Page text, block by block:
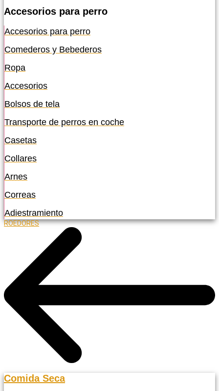
Accesorios para perro
Accesorios para perro
Comederos y Bebederos
Ropa
Accesorios
Bolsos de tela
Transporte de perros en coche
Casetas
Collares
Arnes
Correas
Adiestramiento
ROEDORES
Comida Seca